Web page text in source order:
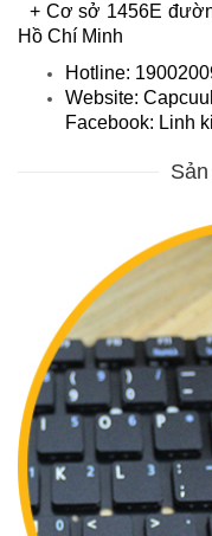
+ Cơ sở 1456E
Hồ Chí Minh
Hotline:
Website:
Facebook: Linh